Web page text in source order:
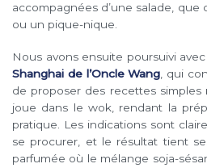
accompagnées d’une salade,
ou un pique-nique.
Nous avons ensuite poursuivi
Shanghai de l’Oncle Wang, qui
de proposer des recettes simples
joue dans le wok, rendant la
pratique. Les indications sont
se procurer, et le résultat tient
parfumée où le mélange soja-